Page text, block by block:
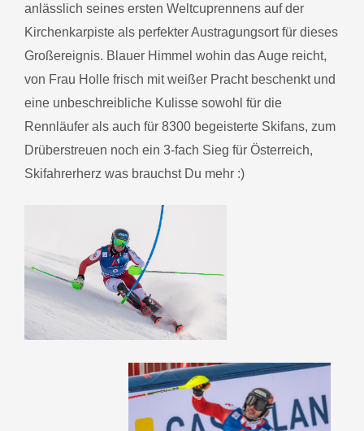
anlässlich seines ersten Weltcuprennens auf der
Kirchenkarpiste als perfekter Austragungsort für dieses
Großereignis. Blauer Himmel wohin das Auge reicht,
von Frau Holle frisch mit weißer Pracht beschenkt und
eine unbeschreibliche Kulisse sowohl für die
Rennläufer als auch für 8300 begeisterte Skifans, zum
Drüberstreuen noch ein 3-fach Sieg für Österreich,
Skifahrerherz was brauchst Du mehr :)